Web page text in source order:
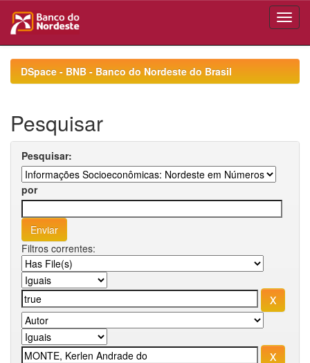
navigationDSpace - BNB - Banco do Nordeste do Brasil
Pesquisar
Pesquisar:
por
Filtros correntes: